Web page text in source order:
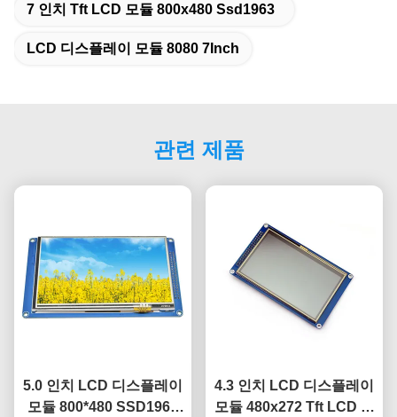
7 인치 Tft LCD 모듈 800x480 Ssd1963
LCD 디스플레이 모듈 8080 7Inch
관련 제품
5.0 인치 LCD 디스플레이
모듈 800*480 SSD1963
4.3 인치 LCD 디스플레이
모듈 480x272 Tft LCD 디